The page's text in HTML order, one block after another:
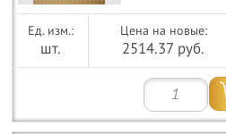
шт.
Цена на новые:
2514.37 руб.